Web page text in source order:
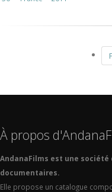
À propos
AndanaFilms est une
documentaires.
Elle propose un catalogue